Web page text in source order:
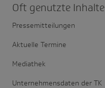
Oft genutzte Inhalte
Pressemitteilungen
Aktuelle Termine
Mediathek
Unternehmensdaten der TK